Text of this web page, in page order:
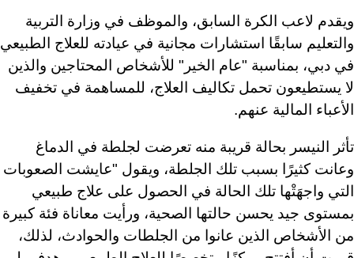
ويقدم لاعب الكرة السابق، والموظف في وزارة التربية
والتعليم سابقًا استشارات مجانية في عيادته للعلاج الطبيعي
في دبي، بمناسبة "عام الخير" للأشخاص المحتاجين والذين
لا يستطيعون تحمل تكاليف العلاج، للمساهمة في تخفيف
الأعباء المالية عنهم.
تأثر النيسر بحالة قريبة منه تعرضت لجلطة في الدماغ
وعانت كثيرًا بسبب تلك الجلطة، ويقول "عايشت الصعوبات
التي واجهَتْها تلك الحالة في الحصول على علاج طبيعي
بمستوى جيد يحسن حالتها الصحية، ورأيت معاناة فئة كبيرة
من الأشخاص الذين عانوا من الجلطات والحوادث، لذلك،